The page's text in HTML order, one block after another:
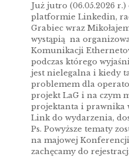
Już jutro (06.05.2026
platformie Linkedin,
Grabiec wraz
wystąpią na
Komunikacji
podczas którego
jest nielegalna i kiedy
problemem dla
projekt LaG i na czym
projektanta i prawnika
Link do wydarzenia,
Ps. Powyższe tematy
na majowej
zachęcamy do